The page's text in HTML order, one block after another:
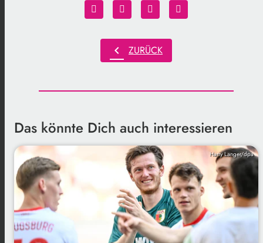
chevron_left ZURÜCK
Das könnte Dich auch interessieren
Harry Langer/dpa